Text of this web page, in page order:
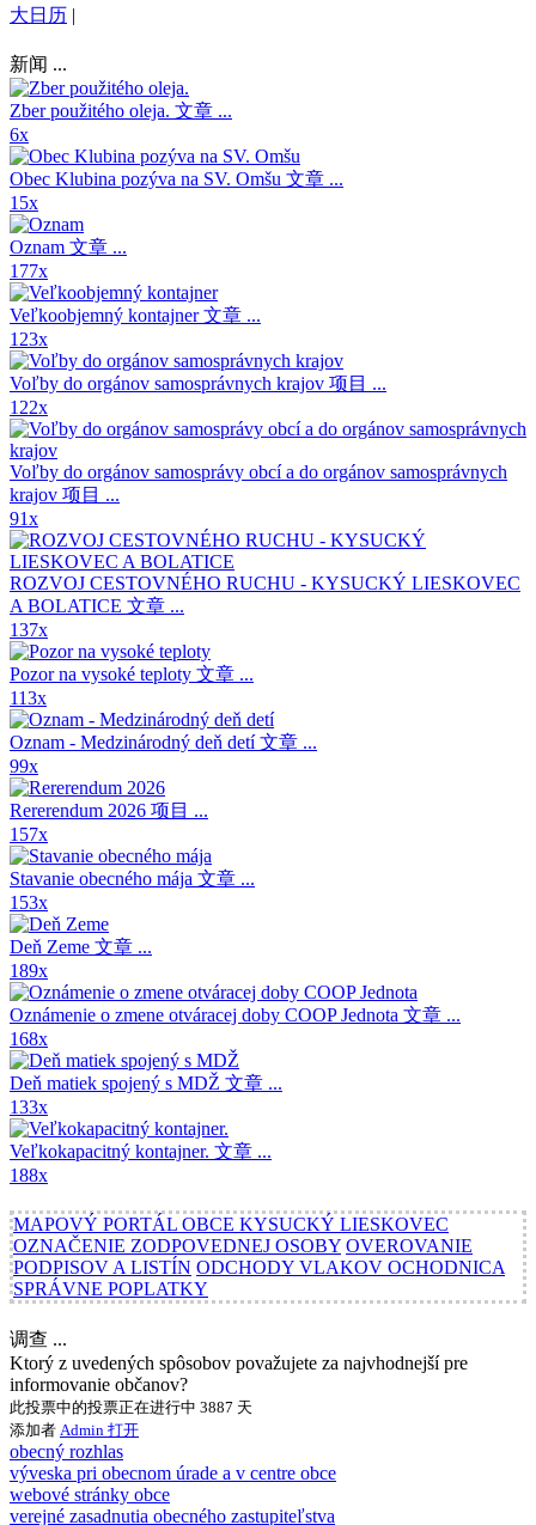
大日历 |
新闻 ...
Zber použitého oleja. 文章 ...
6x
Obec Klubina pozýva na SV. Omšu 文章 ...
15x
Oznam 文章 ...
177x
Veľkoobjemný kontajner文章 ...
123x
Voľby do orgánov samosprávnych krajov 项目 ...
122x
Voľby do orgánov samosprávy obcí a do orgánov samosprávnych
krajov 项目 ...
91x
ROZVOJ CESTOVNÉHO RUCHU - KYSUCKÝ LIESKOVEC
A BOLATICE 文章 ...
137x
Pozor na vysoké teploty 文章 ...
113x
Oznam - Medzinárodný deň detí文章 ...
99x
Rererendum 2026 项目 ...
157x
Stavanie obecného mája 文章 ...
153x
Deň Zeme 文章 ...
189x
Oznámenie o zmene otváracej doby COOP Jednota 文章 ...
168x
Deň matiek spojený s MDŽ 文章 ...
133x
Veľkokapacitný kontajner. 文章 ...
188x
MAPOVÝ PORTÁL OBCE KYSUCKÝ LIESKOVEC
OZNAČENIE ZODPOVEDNEJ OSOBY OVEROVANIE
PODPISOV A LISTÍN ODCHODY VLAKOV OCHODNICA
SPRÁVNE POPLATKY
调查 ...
Ktorý z uvedených spôsobov považujete za najvhodnejší pre
informovanie občanov?
此投票中的投票正在进行中 3887 天
添加者 Admin 打开
obecný rozhlas
výveska pri obecnom úrade a v centre obce
webové stránky obce
verejné zasadnutia obecného zastupiteľstva